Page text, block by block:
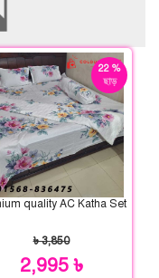
22 %
ছাড়
quality AC Katha Set
৳ 3,850
2,995 ৳